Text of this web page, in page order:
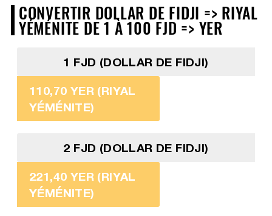
CONVERTIR DOLLAR DE FIDJI => RIYAL
YÉMÉNITE DE 1 À 100 FJD => YER
1 FJD (DOLLAR DE FIDJI)
110,70 YER (RIYAL
YÉMÉNITE)
2 FJD (DOLLAR DE FIDJI)
221,40 YER (RIYAL
YÉMÉNITE)